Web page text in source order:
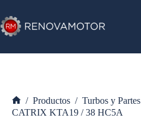
al
contenido
Inicio
/ Productos / Turbos y Partes
CATRIX KTA19 / 38 HC5A